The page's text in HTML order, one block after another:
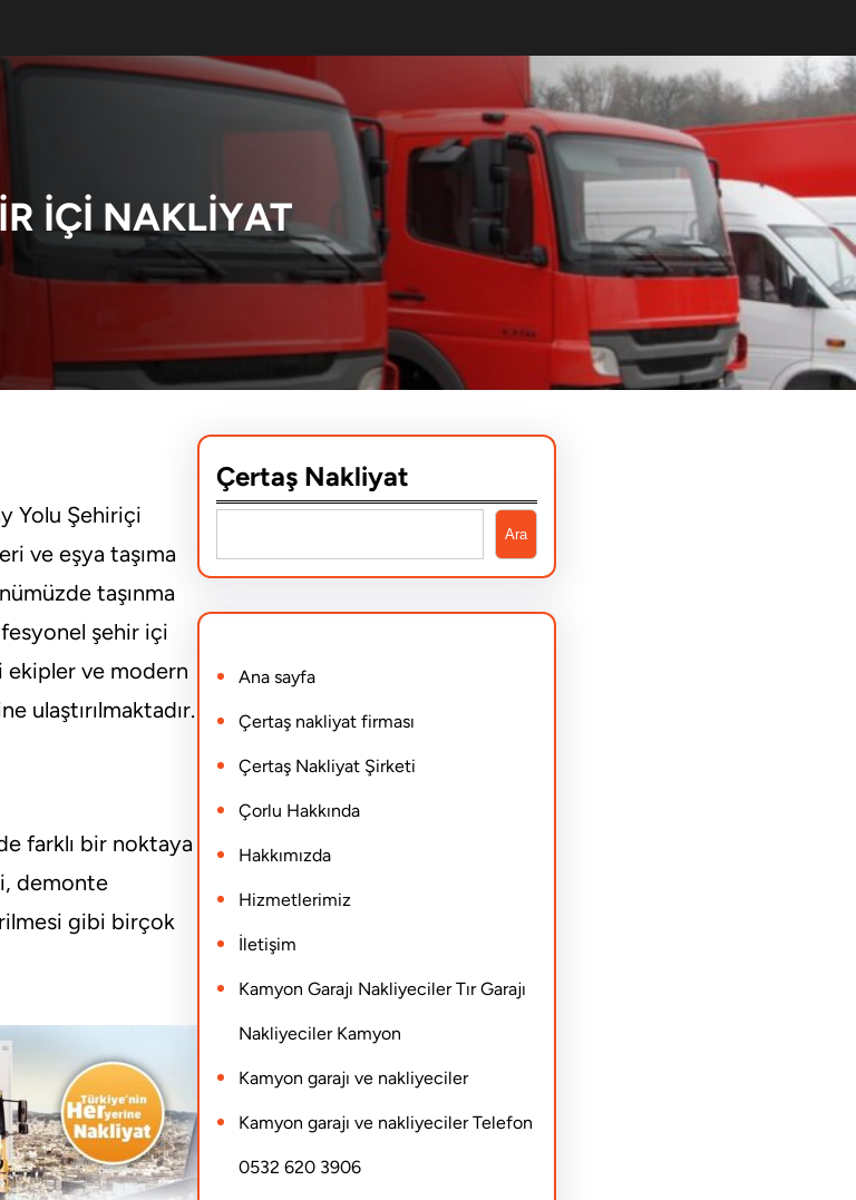
İÇI NAKLIYAT
Yolu Şehiriçi
ve eşya taşıma
taşınma
şehir içi
ekipler ve modern
ulaştırılmaktadır.
farklı bir noktaya
demonte
gibi birçok
Çertaş Nakliyat
e
a
c
h
Ara
Ana sayfa
Çertaş nakliyat firması
Çertaş Nakliyat Şirketi
Çorlu Hakkında
Hakkımızda
Hizmetlerimiz
İletişim
Kamyon Garajı Nakliyeciler Tır Garajı
Nakliyeciler Kamyon
Kamyon garajı ve nakliyeciler
Kamyon garajı ve nakliyeciler Telefon
0532 620 3906